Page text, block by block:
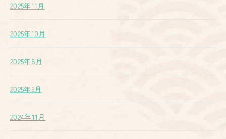
2025年11月
2025年10月
2025年8月
2025年5月
2024年11月